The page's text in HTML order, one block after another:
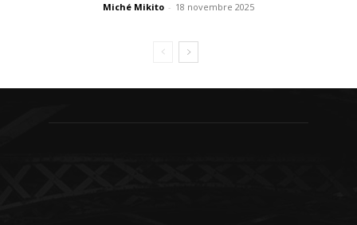
Miché Mikito - 18 novembre 2025